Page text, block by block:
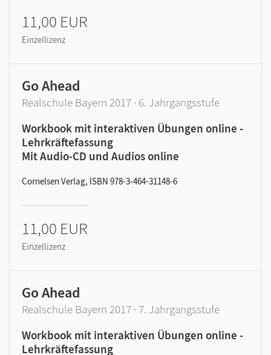
11,00 EUR
Einzellizenz
Go Ahead
Realschule Bayern 2017 · 6. Jahrgangsstufe
Workbook mit interaktiven Übungen online -
Lehrkräftefassung
Mit Audio-CD und Audios online
Cornelsen Verlag, ISBN 978-3-464-31148-6
11,00 EUR
Einzellizenz
Go Ahead
Realschule Bayern 2017 · 7. Jahrgangsstufe
Workbook mit interaktiven Übungen online -
Lehrkräftefassung